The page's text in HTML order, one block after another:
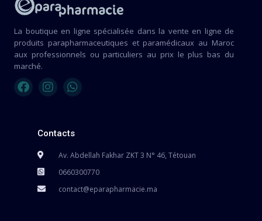
La boutique en ligne spécialisée dans la vente en ligne de
produits parapharmaceutiques et paramédicaux au Maroc
aux professionnels ou particuliers au prix le plus bas du
marché.
Contacts
Av. Abdellah Fakhar ZKT 3 N° 46, Tétouan
0660300770
contact@eparapharmacie.ma